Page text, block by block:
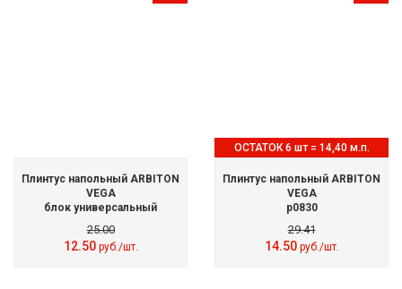
Плинтус напольный ARBITON
VEGA
блок универсальный
25.00
12.50 руб./шт.
ОСТАТОК 6 шт = 14,40 м.п.
Плинтус напольный ARBITON
VEGA
p0830
29.41
14.50 руб./шт.